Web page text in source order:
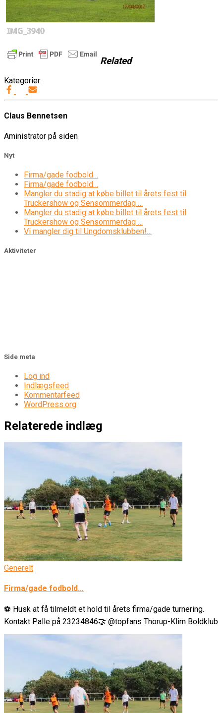
IMG_3940
Related
Kategorier:
Claus Bennetsen
Aministrator på siden
Nyt
Firma/gade fodbold…
Firma/gade fodbold…
Mangler du stadig at købe billet til årets fest til
Truckershow og Sensommerdag …
Mangler du stadig at købe billet til årets fest til
Truckershow og Sensommerdag …
Vi mangler dig til Ungdomsklubben!…
Aktiviteter
Side meta
Log ind
Indlægsfeed
Kommentarfeed
WordPress.org
Relaterede indlæg
Generelt
Firma/gade fodbold…
⚽️ Husk at få tilmeldt et hold til årets firma/gade turnering.
Kontakt Palle på 23234846🤝 @topfans Thorup-Klim Boldklub